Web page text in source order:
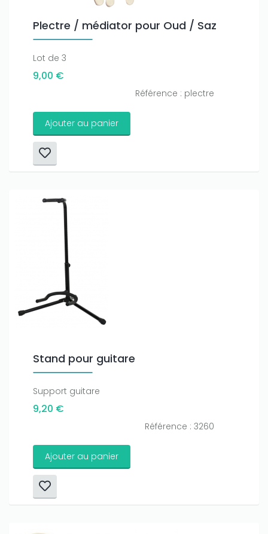
Plectre / médiator pour Oud / Saz
Lot de 3
9,00 €
Référence : plectre
Ajouter au panier
Stand pour guitare
Support guitare
9,20 €
Référence : 3260
Ajouter au panier